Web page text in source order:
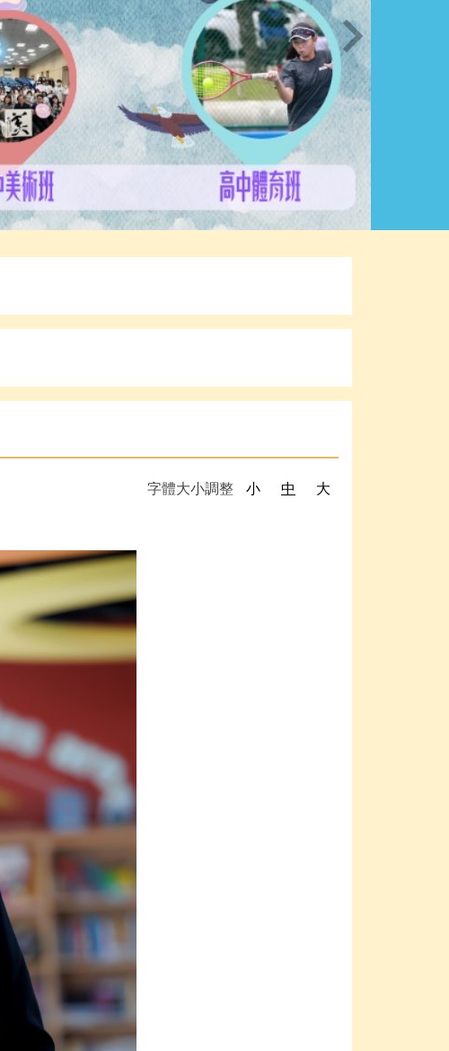
字體大小調整 小 中 大